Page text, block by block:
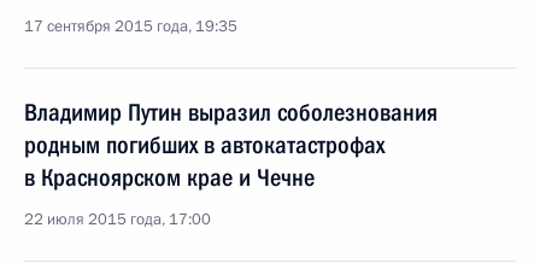
17 сентября 2015 года, 19:35
Владимир Путин выразил соболезнования
родным погибших в автокатастрофах
в Красноярском крае и Чечне
22 июля 2015 года, 17:00